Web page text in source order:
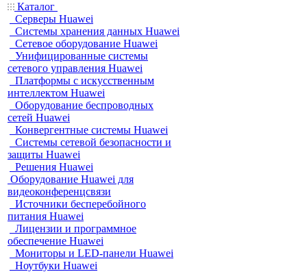
Каталог
Серверы Huawei
Системы хранения данных Huawei
Сетевое оборудование Huawei
Унифицированные системы
сетевого управления Huawei
Платформы с искусственным
интеллектом Huawei
Оборудование беспроводных
сетей Huawei
Конвергентные системы Huawei
Системы сетевой безопасности и
защиты Huawei
Решения Huawei
Оборудование Huawei для
видеоконференцсвязи
Источники бесперебойного
питания Huawei
Лицензии и программное
обеспечение Huawei
Мониторы и LED-панели Huawei
Ноутбуки Huawei